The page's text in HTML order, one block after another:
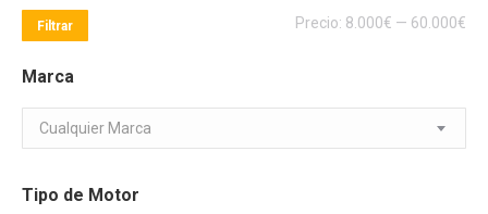
Filtrar Precio: 8.000€ — 60.000€
Marca
Cualquier Marca
Tipo de Motor